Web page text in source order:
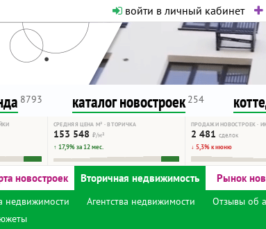
войти в личный кабинет
Никакого шок-
как он помогает вам.
8793 каталог новостроек 254
СРЕДНЯЯ ЦЕНА М² · ВТОРИЧКА
153 548 ₽/м²
↑ 17,9% за 12 мес.
ПРОДАЖИ НОВОСТРОЕК ·
2 481 сделок
↓ 5,3% к июню
новостроек Вторичная недвижимость Рынок
недвижимости Агентства недвижимости Отзывы об